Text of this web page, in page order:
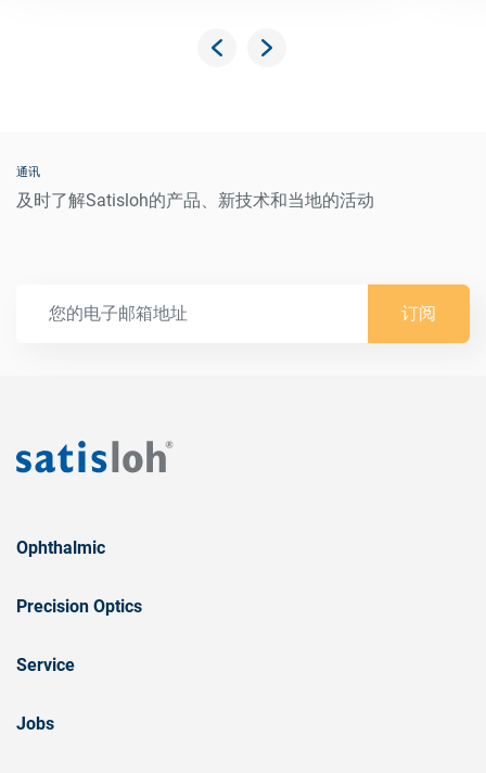
通讯
及时了解Satisloh的产品、新技术和当地的活动
订阅
Ophthalmic
Precision Optics
Service
Jobs